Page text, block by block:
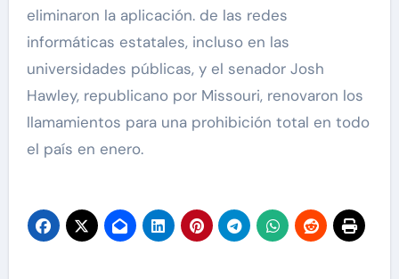
eliminaron la aplicación. de las redes
informáticas estatales, incluso en las
universidades públicas, y el senador Josh
Hawley, republicano por Missouri, renovaron los
llamamientos para una prohibición total en todo
el país en enero.